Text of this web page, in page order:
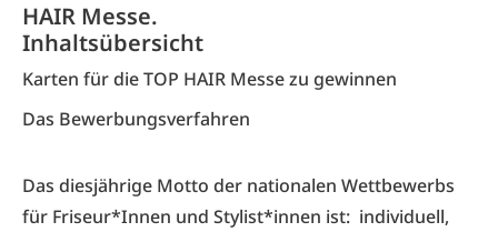
HAIR Messe.
Inhaltsübersicht
Karten für die TOP HAIR Messe zu gewinnen
Das Bewerbungsverfahren
Das diesjährige Motto der nationalen Wettbewerbs
für Friseur*Innen und Stylist*innen ist: individuell,